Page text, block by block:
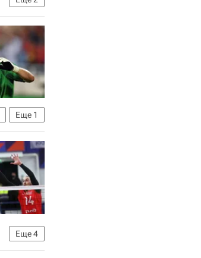
Еще 1
Еще4